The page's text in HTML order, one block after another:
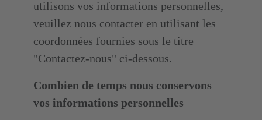
utilisons vos informations personnelles,
veuillez nous contacter en utilisant les
coordonnées fournies sous le titre
"Contactez-nous" ci-dessous.
Combien de temps nous conservons
vos informations personnelles